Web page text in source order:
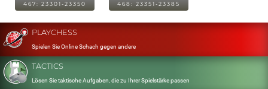
467: 23301-23350 468: 23351-23385
PLAYCHESS
Spielen Sie Online Schach gegen andere
TACTICS
Lösen Sie taktische Aufgaben, die zu Ihrer Spielstärke passen